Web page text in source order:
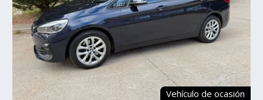
Vehículo de ocasión